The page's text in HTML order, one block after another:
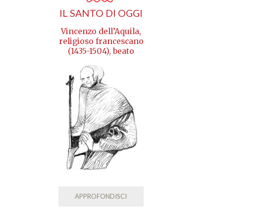
IL SANTO DI OGGI
Vincenzo dell’Aquila,
religioso francescano
(1435-1504), beato
APPROFONDISCI